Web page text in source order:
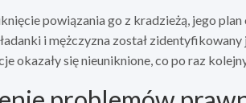
powiązania go z kradzieżą, jego
i mężczyzna został
okazały się nieuniknione, co po raz